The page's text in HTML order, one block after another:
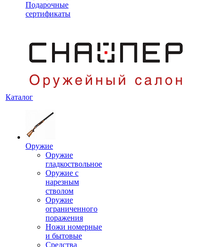
Подарочные
сертификаты
Каталог
Оружие
Оружие
гладкоствольное
Оружие с
нарезным
стволом
Оружие
ограниченного
поражения
Ножи номерные
и бытовые
Средства